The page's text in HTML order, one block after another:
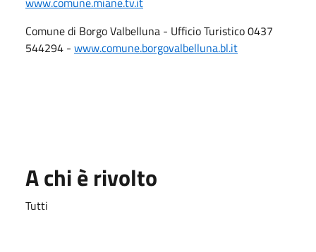
Comune di Borgo Valbelluna - Ufficio Turistico 0437
544294 - www.comune.borgovalbelluna.bl.it
A chi è rivolto
Tutti